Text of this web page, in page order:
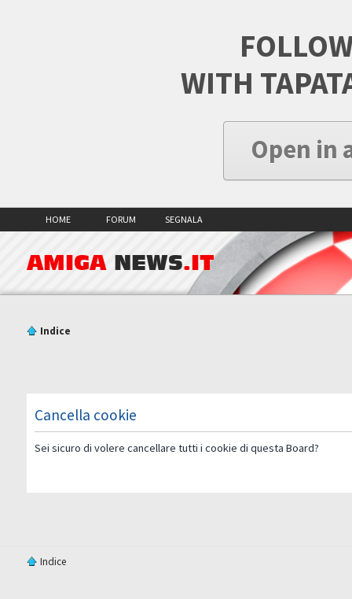
WITH
Open in
HOME FORUM SEGNALA
AMIGA NEWS.IT
Indice
Cancella cookie
Sei sicuro di volere cancellare tutti i cookie di questa Board?
Indice